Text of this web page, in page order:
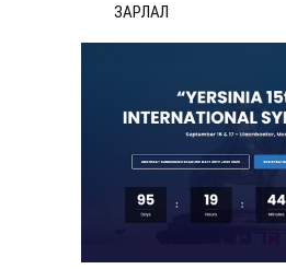
ЗАРЛАЛ